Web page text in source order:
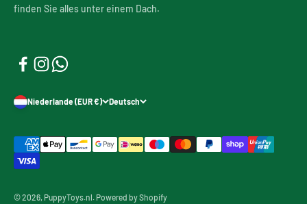
finden Sie alles unter einem Dach.
Niederlande (EUR €) Deutsch
© 2026, PuppyToys.nl. Powered by Shopify